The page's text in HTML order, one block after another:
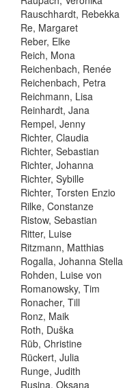
Rauschhardt, Rebekka
Re, Margaret
Reber, Elke
Reich, Mona
Reichenbach, Renée
Reichenbach, Petra
Reichmann, Lisa
Reinhardt, Jana
Rempel, Jenny
Richter, Claudia
Richter, Sebastian
Richter, Johanna
Richter, Sybille
Richter, Torsten Enzio
Rilke, Constanze
Ristow, Sebastian
Ritter, Luise
Ritzmann, Matthias
Rogalla, Johanna Stella
Rohden, Luise von
Romanowsky, Tim
Ronacher, Till
Ronz, Maik
Roth, Duška
Rüb, Christine
Rückert, Julia
Runge, Judith
Rusina, Oksana